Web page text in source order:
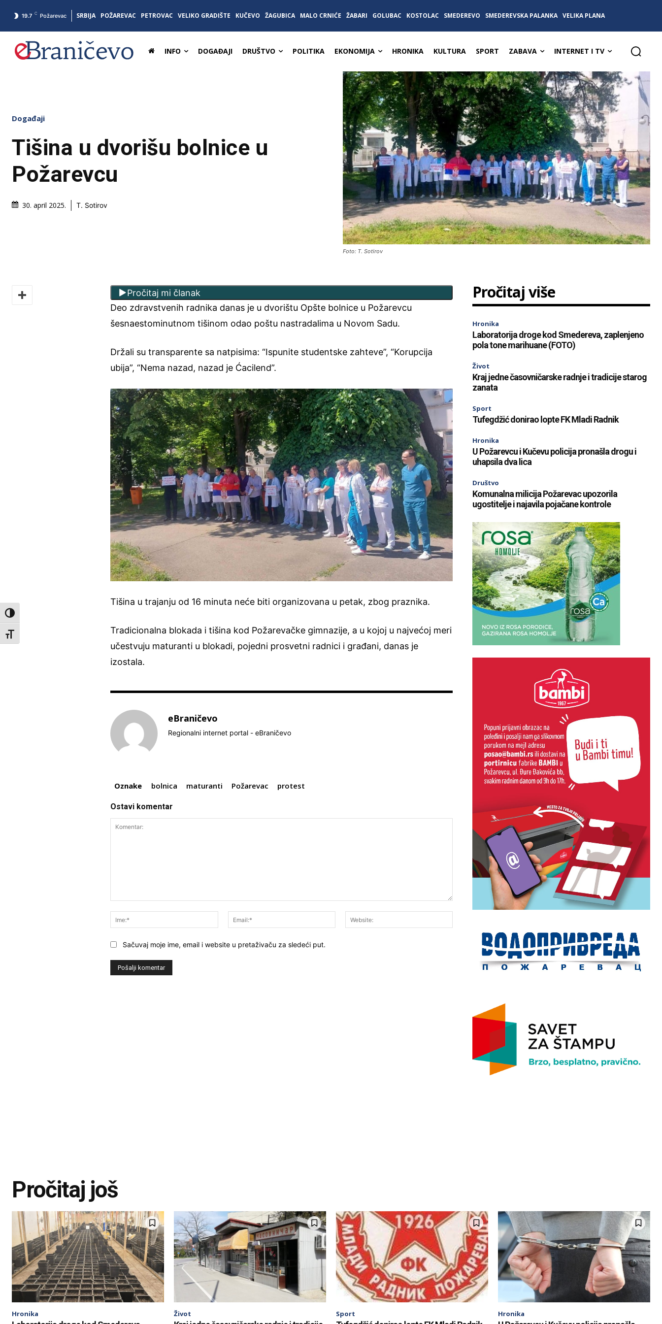
Toggle High Contrast
Toggle Font size
19.7 C Požarevac SRBIJA POŽAREVAC PETROVAC VELIKO GRADIŠTE KUČEVO ŽAGUBICA MALO CRNIĆE ŽABARI GOLUBAC KOSTOLAC SMEDEREVO SMEDEREVSKA PALANKA VELIKA PLANA
INFO DOGAĐAJI DRUŠTVO POLITIKA EKONOMIJA HRONIKA KULTURA SPORT ZABAVA INTERNET I TV
Događaji
Tišina u dvorišu bolnice u
Požarevcu
30. april 2025. T. Sotirov
Foto: T. Sotirov
Pročitaj mi članak
Deo zdravstvenih radnika danas je u dvorištu Opšte bolnice u Požarevcu
šesnaestominutnom tišinom odao poštu nastradalima u Novom Sadu.
Držali su transparente sa natpisima: “Ispunite studentske zahteve”, “Korupcija
ubija”, “Nema nazad, nazad je Ćacilend”.
Tišina u trajanju od 16 minuta neće biti organizovana u petak, zbog praznika.
Tradicionalna blokada i tišina kod Požarevačke gimnazije, a u kojoj u najvećoj meri
učestvuju maturanti u blokadi, pojedni prosvetni radnici i građani, danas je
izostala.
eBraničevo
Regionalni internet portal - eBraničevo
Oznake bolnica maturanti Požarevac protest
Ostavi komentar
Ime:*
Email:*
Sačuvaj moje ime, email i website u pretaživaču za sledeći put.
Pročitaj više
Hronika
Laboratorija droge kod Smedereva, zaplenjeno
pola tone marihuane (FOTO)
Život
Kraj jedne časovničarske radnje i tradicije starog
zanata
Sport
Tufegdžić donirao lopte FK Mladi Radnik
Hronika
U Požarevcu i Kučevu policija pronašla drogu i
uhapsila dva lica
Društvo
Komunalna milicija Požarevac upozorila
ugostitelje i najavila pojačane kontrole
Pročitaj još
Hronika Život Sport Hronika